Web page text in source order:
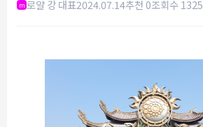
m 로얄 강 대표2024.07.14추천 0조회수 1325